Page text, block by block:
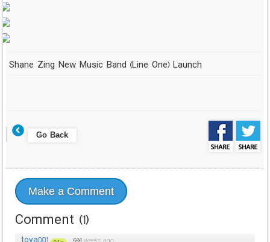
Shane Zing New Music Band (Line One) Launch
Go Back
Make a Comment
Comment (1)
toya001